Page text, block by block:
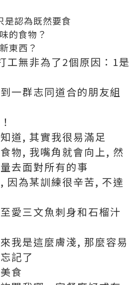
是認為既然要食
的食物？
東西？
工無非為了2個原因：1是
一群志同道合的朋友組
道, 其實我很易滿足
物, 我嘴角就會向上, 然
去面對所有的事
因為某訓練很辛苦, 不達
愛三文魚刺身和石榴汁
我是這麼膚淺, 那麼容易
記了
食